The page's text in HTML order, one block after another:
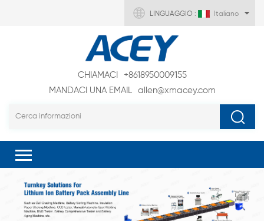
LINGUAGGIO : Italiano
CHIAMACI
+8618950009155
MANDACI UNA EMAIL
allen@xmacey.com